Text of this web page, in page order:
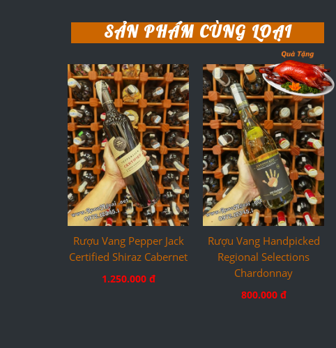
SẢN PHẨM CÙNG LOẠI
Rượu Vang Pepper Jack
Certified Shiraz Cabernet
1.250.000 đ
Rượu Vang Handpicked
Regional Selections
Chardonnay
800.000 đ